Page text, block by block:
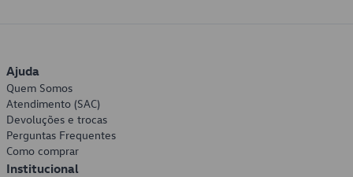
Ajuda
Quem Somos
Atendimento (SAC)
Devoluções e trocas
Perguntas Frequentes
Como comprar
Institucional